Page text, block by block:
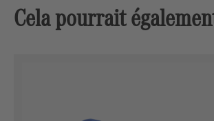
Cela pourrait